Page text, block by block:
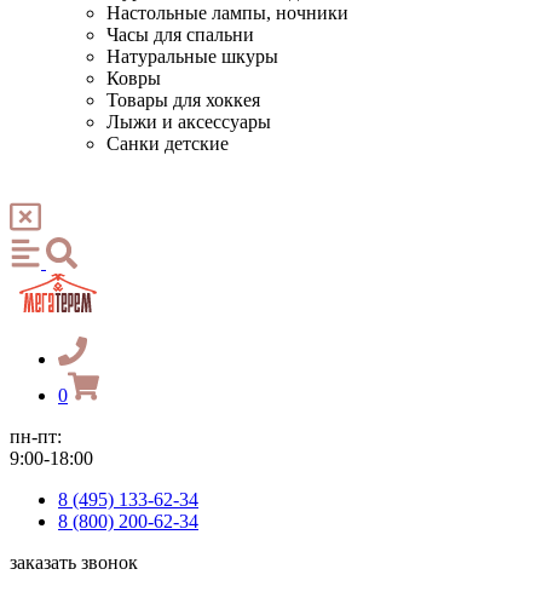
Настольные лампы, ночники
Часы для спальни
Натуральные шкуры
Ковры
Товары для хоккея
Лыжи и аксессуары
Санки детские
0
пн-пт:
9:00-18:00
8 (495) 133-62-34
8 (800) 200-62-34
заказать звонок